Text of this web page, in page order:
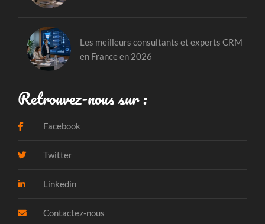
Les meilleurs consultants et experts CRM
en France en 2026
Retrouvez-nous sur :
Facebook
Twitter
Linkedin
Contactez-nous